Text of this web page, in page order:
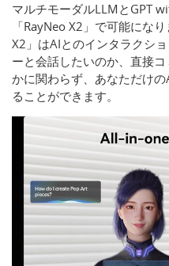
マルチモーダルLLMとGPT
「RayNeo X2」で可能にな
X2」はAIとのインタラクシ
ーと会話したいのか、直接
かに関わらず、あなただけ
ることができます。